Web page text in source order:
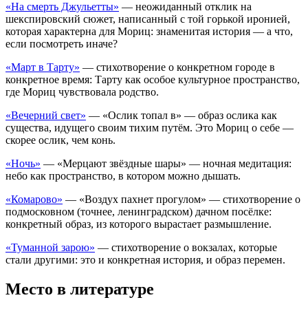
«На смерть Джульетты» — неожиданный отклик на
шекспировский сюжет, написанный с той горькой иронией,
которая характерна для Мориц: знаменитая история — а что,
если посмотреть иначе?
«Март в Тарту» — стихотворение о конкретном городе в
конкретное время: Тарту как особое культурное пространство,
где Мориц чувствовала родство.
«Вечерний свет» — «Ослик топал в» — образ ослика как
существа, идущего своим тихим путём. Это Мориц о себе —
скорее ослик, чем конь.
«Ночь» — «Мерцают звёздные шары» — ночная медитация:
небо как пространство, в котором можно дышать.
«Комарово» — «Воздух пахнет прогулом» — стихотворение о
подмосковном (точнее, ленинградском) дачном посёлке:
конкретный образ, из которого вырастает размышление.
«Туманной зарою» — стихотворение о вокзалах, которые
стали другими: это и конкретная история, и образ перемен.
Место в литературе